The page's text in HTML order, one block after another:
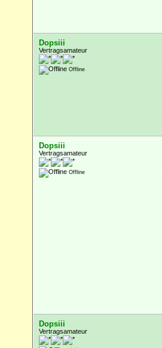
Dopsiii
Vertragsamateur
Offline
Dopsiii
Vertragsamateur
Offline
Dopsiii
Vertragsamateur